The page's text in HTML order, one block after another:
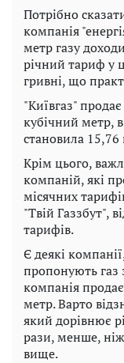
Потрібно
компанія
метр газу
річний тариф у
гривні, що
"Київгаз"
кубічний метр,
становила 15,76
Крім цього,
компаній, які
місячних
"Твій Газзбут",
тарифів.
Є деякі
пропонують газ
компанія
метр. Варто
який дорівнює
рази, менше,
вище.